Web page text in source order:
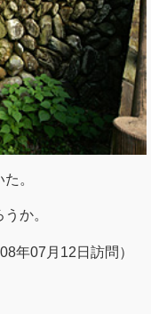
。
か。
年07月12日訪問）